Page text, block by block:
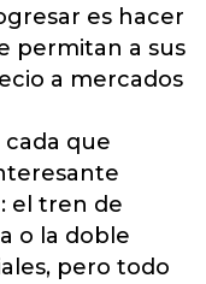
es hacer
permitan a sus
a mercados
que
el tren de
o la doble
pero todo